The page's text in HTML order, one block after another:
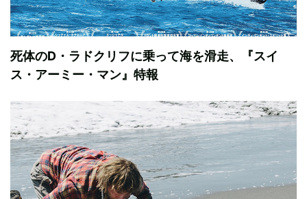
死体のD・ラドクリフに乗って海を滑走、『スイ
ス・アーミー・マン』特報